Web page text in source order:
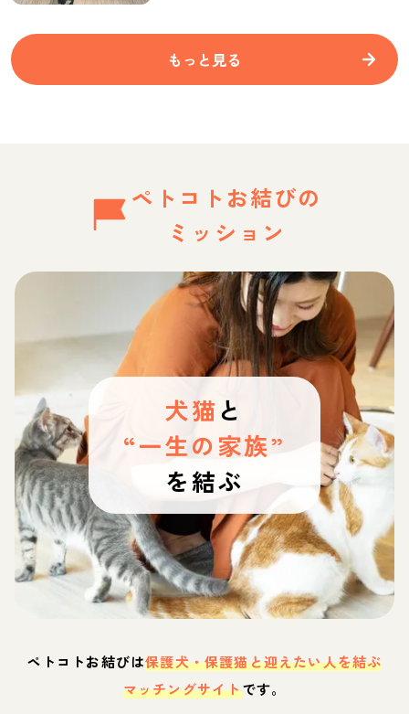
もっと見る
ペトコトお結びの
ミッション
犬猫 と
“一生の家族”
を結ぶ
ペトコトお結びは保護犬・保護猫と迎えたい人を結ぶ
マッチングサイトです。